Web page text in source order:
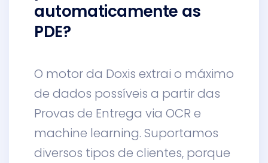
automaticamente as
PDE?
O motor da Doxis extrai o máximo
de dados possíveis a partir das
Provas de Entrega via OCR e
machine learning. Suportamos
diversos tipos de clientes, porque